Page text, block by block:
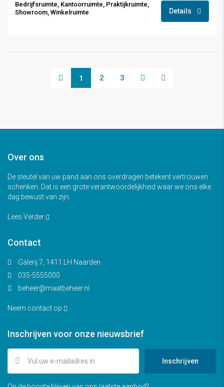
Bedrijfsruimte, Kantoorruimte, Praktijkruimte,
Showroom, Winkelruimte
Details
1 2 3
Over ons
De sleutel van uw pand aan ons overdragen betekent vertrouwen
schenken. Dat is een grote verantwoordelijkheid waar we ons elke
dag bewust van zijn.
Lees Verder
Contact
Galerij 7, 1411 LH Naarden
035-5555000
beheer@maatbeheer.nl
Neem contact op
Inschrijven voor onze nieuwsbrief
Inschrijven